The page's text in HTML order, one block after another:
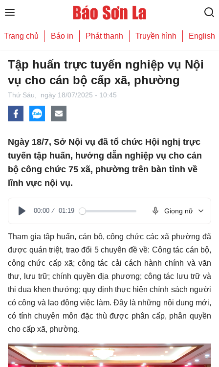
Trang chủ Báo in Phát thanh Truyền hình English
Tập huấn trực tuyến nghiệp vụ Nội
vụ cho cán bộ cấp xã, phường
Thứ Sáu, ngày 18/07/2025 - 10:45
Ngày 18/7, Sở Nội vụ đã tổ chức Hội nghị trực
tuyến tập huấn, hướng dẫn nghiệp vụ cho cán
bộ công chức 75 xã, phường trên bàn tỉnh về
lĩnh vực nội vụ.
Play
00:00 01:19 Giọng nữ
Tham gia tập huấn, cán bộ, công chức các xã phường đã
được quán triệt, trao đổi 5 chuyên đề về: Công tác cán bộ,
công chức cấp xã; công tác cải cách hành chính và văn
thư, lưu trữ; chính quyền địa phương; công tác lưu trữ và
thi đua khen thưởng; quy định thực hiện chính sách người
có công và lao động việc làm. Đây là những nội dung mới,
có tính chuyên môn đặc thù được phân cấp, phân quyền
cho cấp xã, phường.